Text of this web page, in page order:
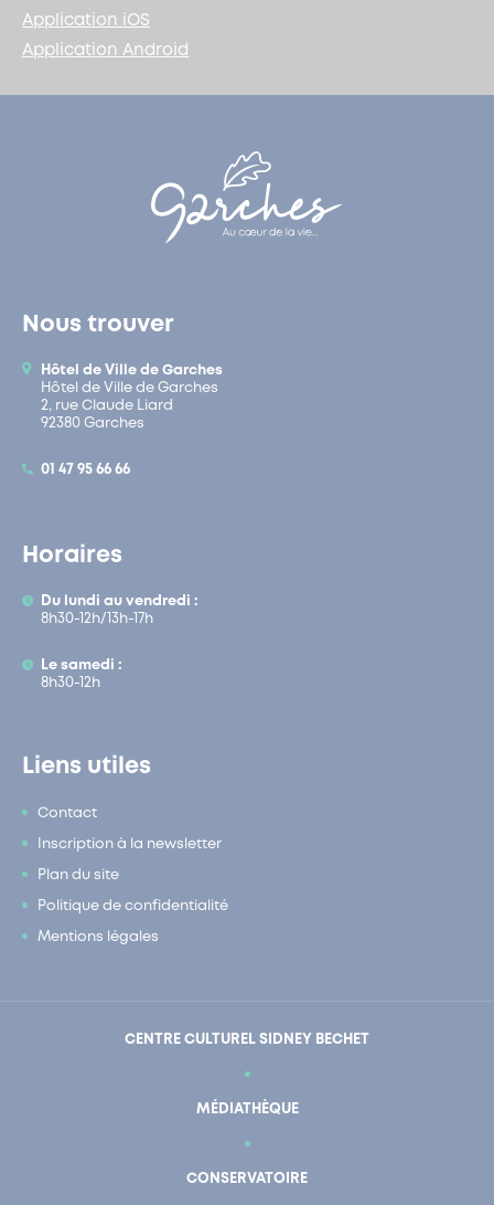
Application iOS
Application Android
Nous trouver
Hôtel de Ville de Garches
Hôtel de Ville de Garches
2, rue Claude Liard
92380 Garches
01 47 95 66 66
Horaires
Du lundi au vendredi :
8h30-12h/13h-17h
Le samedi :
8h30-12h
Liens utiles
Contact
Inscription à la newsletter
Plan du site
Politique de confidentialité
Mentions légales
CENTRE CULTUREL SIDNEY BECHET
MÉDIATHÈQUE
CONSERVATOIRE